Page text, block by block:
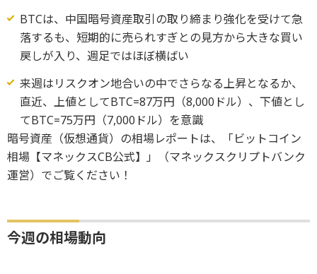
BTCは、中国暗号資産取引の取り締まり強化を受けて急
落するも、短期的に売られすぎとの見方から大きな買い
戻しが入り、週足ではほぼ横ばい
来週はリスクオン地合いの中でさらなる上昇となるか、
直近、上値としてBTC=87万円（8,000ドル）、下値とし
てBTC=75万円（7,000ドル）を意識
暗号資産（仮想通貨）の相場レポートは、「ビットコイン
相場【マネックスCB公式】」（マネックスクリプトバンク
運営）でご覧ください！
今週の相場動向